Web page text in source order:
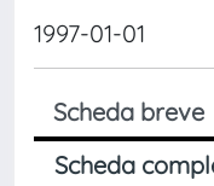
1997-01-01
Scheda breve
Scheda